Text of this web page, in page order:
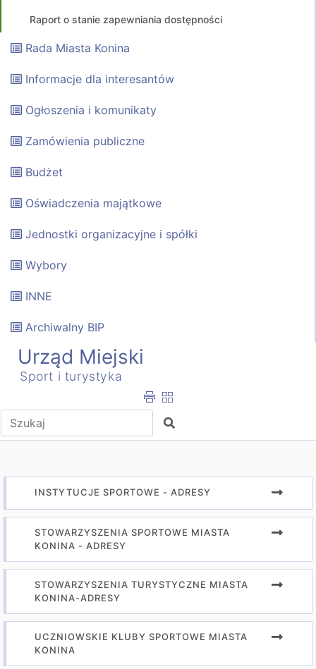
Raport o stanie zapewniania dostępności
Rada Miasta Konina
Informacje dla interesantów
Ogłoszenia i komunikaty
Zamówienia publiczne
Budżet
Oświadczenia majątkowe
Jednostki organizacyjne i spółki
Wybory
INNE
Archiwalny BIP
Urząd Miejski
Sport i turystyka
Wpisz tekst do wyszukania Szukaj
INSTYTUCJE SPORTOWE - ADRESY
STOWARZYSZENIA SPORTOWE MIASTA
KONINA - ADRESY
STOWARZYSZENIA TURYSTYCZNE MIASTA
KONINA-ADRESY
UCZNIOWSKIE KLUBY SPORTOWE MIASTA
KONINA